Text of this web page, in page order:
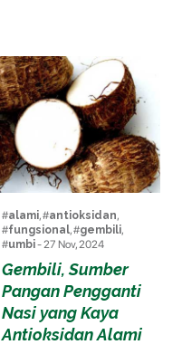
#alami, #antioksidan,
#fungsional, #gembili,
#umbi- 27 Nov, 2024
Gembili, Sumber
Pangan Pengganti
Nasi yang Kaya
Antioksidan Alami